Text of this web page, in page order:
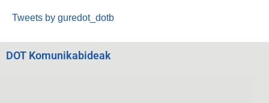
Tweets by guredot_dotb
DOT Komunikabideak